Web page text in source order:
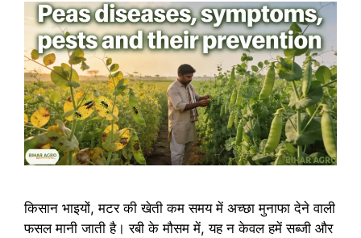
किसान भाइयों, मटर की खेती कम समय में अच्छा मुनाफा देने वाली
फसल मानी जाती है। रबी के मौसम में, यह न केवल हमें सब्जी और